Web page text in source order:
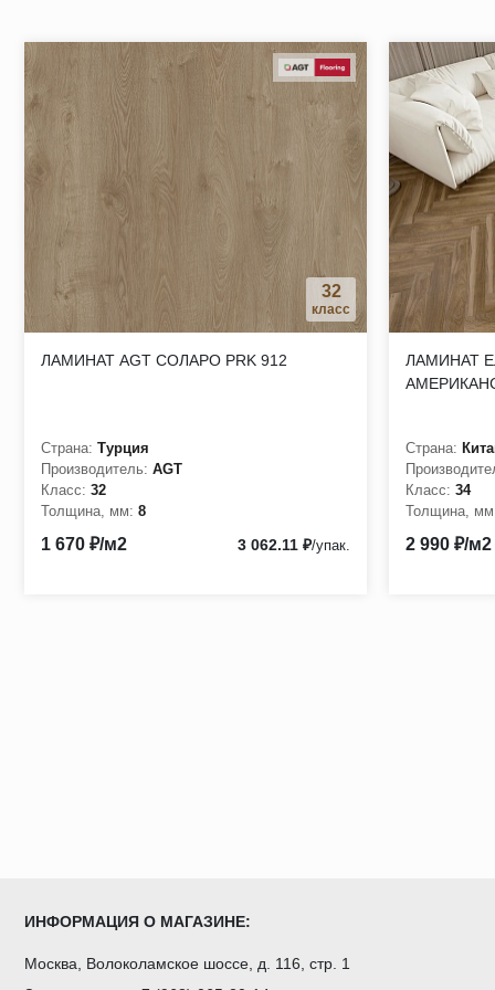
природные компоненты в составе полов способствуют
за счет высокой износостойкости, ламинат можно
отсутствие вмятин от каблуков и мебели, а также
Пористость верхнего слоя покрытия на выбор заказчика
32
класс
ЛАМИНАТ AGT СОЛАРО PRK 912
Страна: Турция
Производитель: AGT
Класс: 32
Толщина, мм: 8
1 670 ₽/м2 3 062.11 ₽/упак.
ЛАМИНАТ
Страна:
Класс: 34
Толщина,
2 990 ₽/м2
ИНФОРМАЦИЯ О МАГАЗИНЕ:
Москва, Волоколамское шоссе, д. 116, стр. 1